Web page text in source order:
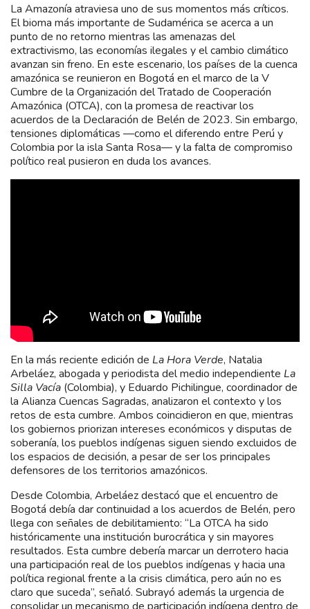
La Amazonía atraviesa uno de sus momentos más críticos.
El bioma más importante de Sudamérica se acerca a un
punto de no retorno mientras las amenazas del
extractivismo, las economías ilegales y el cambio climático
avanzan sin freno. En este escenario, los países de la cuenca
amazónica se reunieron en Bogotá en el marco de la V
Cumbre de la Organización del Tratado de Cooperación
Amazónica (OTCA), con la promesa de reactivar los
acuerdos de la Declaración de Belén de 2023. Sin embargo,
tensiones diplomáticas —como el diferendo entre Perú y
Colombia por la isla Santa Rosa— y la falta de compromiso
político real pusieron en duda los avances.
En la más reciente edición de La Hora Verde, Natalia
Arbeláez, abogada y periodista del medio independiente La
Silla Vacía (Colombia), y Eduardo Pichilingue, coordinador de
la Alianza Cuencas Sagradas, analizaron el contexto y los
retos de esta cumbre. Ambos coincidieron en que, mientras
los gobiernos priorizan intereses económicos y disputas de
soberanía, los pueblos indígenas siguen siendo excluidos de
los espacios de decisión, a pesar de ser los principales
defensores de los territorios amazónicos.
Desde Colombia, Arbeláez destacó que el encuentro de
Bogotá debía dar continuidad a los acuerdos de Belén, pero
llega con señales de debilitamiento: “La OTCA ha sido
históricamente una institución burocrática y sin mayores
resultados. Esta cumbre debería marcar un derrotero hacia
una participación real de los pueblos indígenas y hacia una
política regional frente a la crisis climática, pero aún no es
claro que suceda”, señaló. Subrayó además la urgencia de